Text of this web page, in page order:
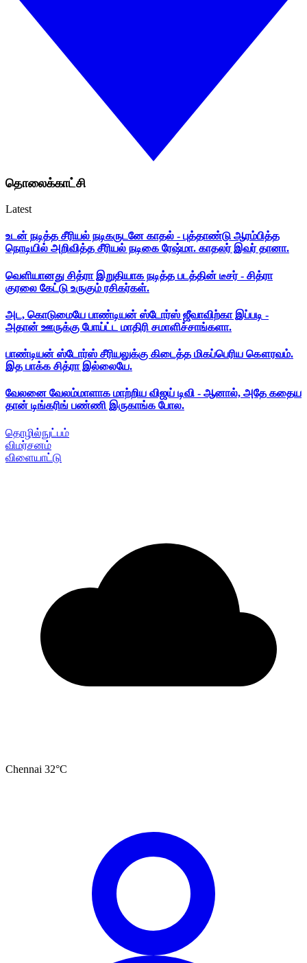
தொலைக்காட்சி
Latest
உடன் நடித்த சீரியல் நடிகருடனே காதல் - புத்தாண்டு ஆரம்பித்த
நொடியில் அறிவித்த சீரியல் நடிகை ரேஷ்மா. காதலர் இவர் தானா.
வெளியானது சித்ரா இறுதியாக நடித்த படத்தின் டீசர் - சித்ரா
குரலை கேட்டு உருகும் ரசிகர்கள்.
அட, கொடுமையே பாண்டியன் ஸ்டோர்ஸ் ஜீவாவிற்கா இப்படி -
அதான் ஊருக்கு போய்ட்ட மாதிரி சமாளிச்சாங்களா.
பாண்டியன் ஸ்டோர்ஸ் சீரியலுக்கு கிடைத்த மிகப்பெரிய கௌரவம்.
இத பாக்க சித்ரா இல்லையே.
வேலனை வேலம்மாளாக மாற்றிய விஜய் டிவி - ஆனால், அதே கதைய
தான் டிங்கரிங் பண்ணி இருகாங்க போல.
தொழில்நுட்பம்
விமர்சனம்
விளையாட்டு
Chennai 32°C